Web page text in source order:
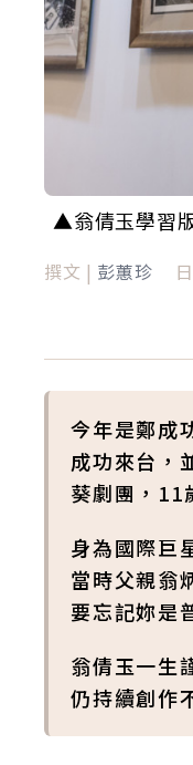
▲翁倩玉學習
撰文 | 彭蕙珍
今年是鄭成
成功來台，
葵劇團，11
身為國際巨
當時父親翁
要忘記妳是
翁倩玉一生
仍持續創作